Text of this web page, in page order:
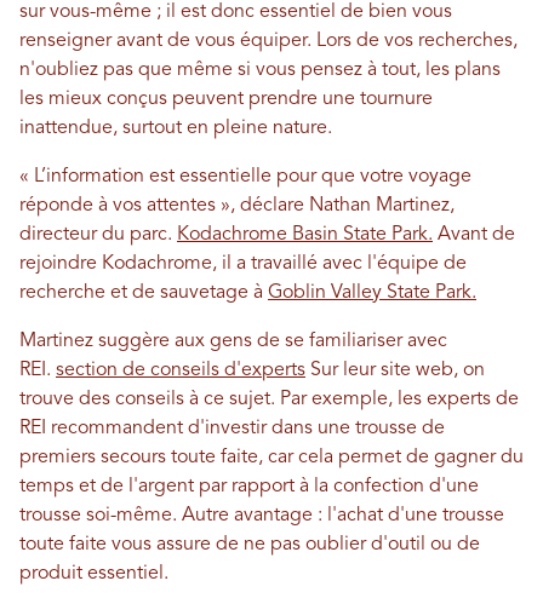
sur vous-même ; il est donc essentiel de bien vous
renseigner avant de vous équiper. Lors de vos recherches,
n'oubliez pas que même si vous pensez à tout, les plans
les mieux conçus peuvent prendre une tournure
inattendue, surtout en pleine nature.
« L’information est essentielle pour que votre voyage
réponde à vos attentes », déclare Nathan Martinez,
directeur du parc. Kodachrome Basin State Park. Avant de
rejoindre Kodachrome, il a travaillé avec l'équipe de
recherche et de sauvetage à Goblin Valley State Park.
Martinez suggère aux gens de se familiariser avec
REI. section de conseils d'experts Sur leur site web, on
trouve des conseils à ce sujet. Par exemple, les experts de
REI recommandent d'investir dans une trousse de
premiers secours toute faite, car cela permet de gagner du
temps et de l'argent par rapport à la confection d'une
trousse soi-même. Autre avantage : l'achat d'une trousse
toute faite vous assure de ne pas oublier d'outil ou de
produit essentiel.